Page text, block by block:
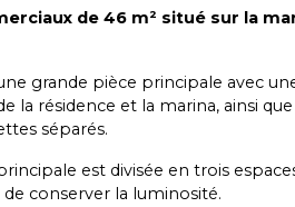
de 46 m² situé sur la
grande pièce principale avec
la résidence et la marina, ainsi
séparés.
est divisée en trois
conserver la luminosité.